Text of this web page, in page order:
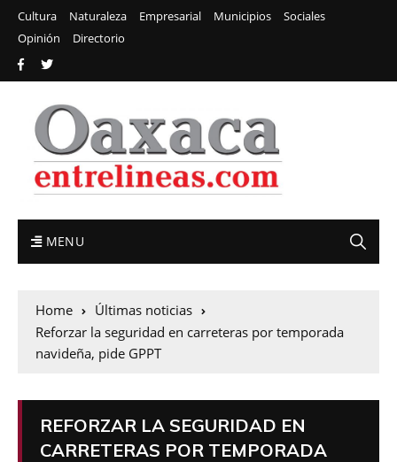
Cultura Naturaleza Empresarial Municipios
Sociales
Opinión
Directorio
MENU
Home
Últimas noticias
Reforzar la seguridad en carreteras por temporada
navideña, pide GPPT
REFORZAR LA SEGURIDAD EN
CARRETERAS POR TEMPORADA